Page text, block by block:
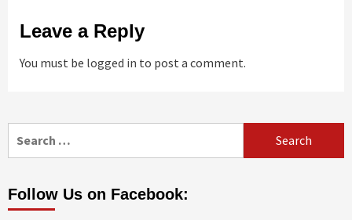
Leave a Reply
You must be logged in to post a comment.
for:
Follow Us on Facebook: